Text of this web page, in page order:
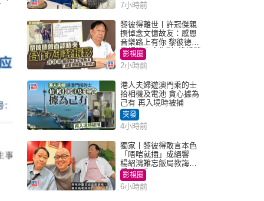
7小時前
黎彼得離世丨許冠傑親
撰悼念文憶故友：感恩
音樂路上有你 黎彼德曾
直認唔夾合作7年終拆夥
影視圈
2小時前
港人夫婦遊澳門乘的士
拾相機及電池 貪心據為
己有 再入境時被捕
突發
4小時前
獨家丨黎彼得敢言本色
「唔啱就插」成絕響
楊紹鴻難忘飯局教誨：
受益一生
影視圈
6小時前